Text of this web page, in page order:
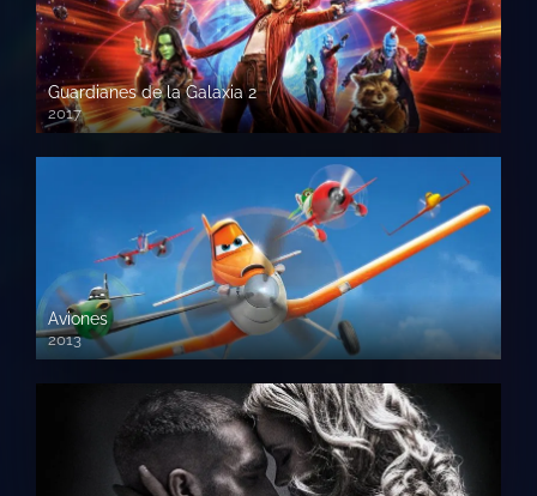
Guardianes de la Galaxia 2
2017
720p HD
Aviones
2013
720 HD